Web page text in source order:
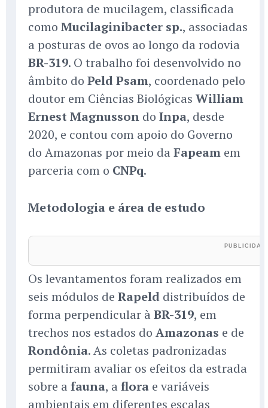
produtora de mucilagem, classificada
como Mucilaginibacter sp., associadas
a posturas de ovos ao longo da rodovia
BR-319. O trabalho foi desenvolvido no
âmbito do Peld Psam, coordenado pelo
doutor em Ciências Biológicas William
Ernest Magnusson do Inpa, desde
2020, e contou com apoio do Governo
do Amazonas por meio da Fapeam em
parceria com o CNPq.
Metodologia e área de estudo
Os levantamentos foram realizados em
seis módulos de Rapeld distribuídos de
forma perpendicular à BR-319, em
trechos nos estados do Amazonas e de
Rondônia. As coletas padronizadas
permitiram avaliar os efeitos da estrada
sobre a fauna, a flora e variáveis
ambientais em diferentes escalas